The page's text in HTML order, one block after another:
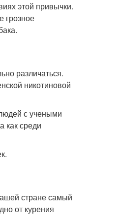
этой привычки.
грозное
различаться.
никотиновой
с учеными
как среди
стране самый
от курения